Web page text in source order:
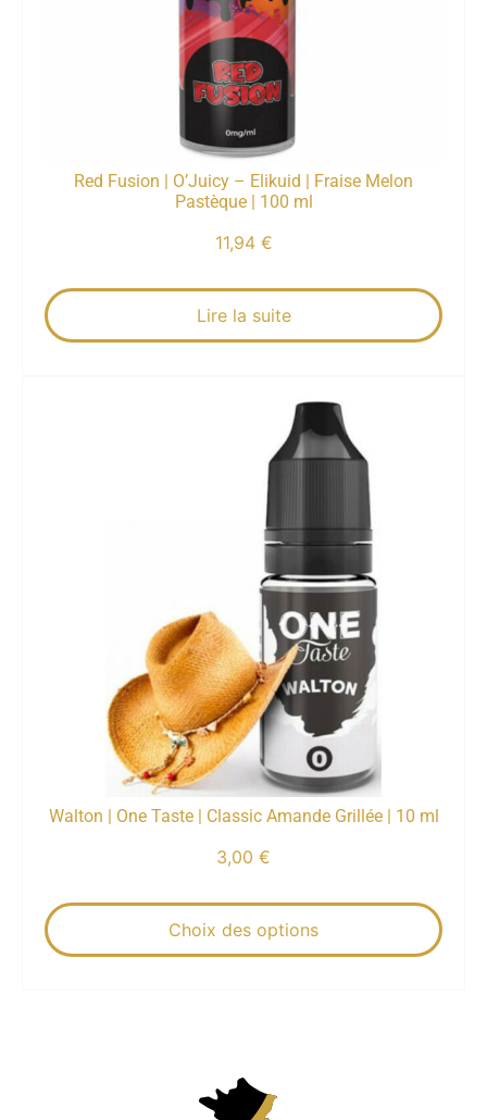
Red Fusion | O’Juicy – Elikuid | Fraise Melon
Pastèque | 100 ml
11,94 €
Lire la suite
Walton | One Taste | Classic Amande Grillée | 10 ml
3,00 €
Choix des options